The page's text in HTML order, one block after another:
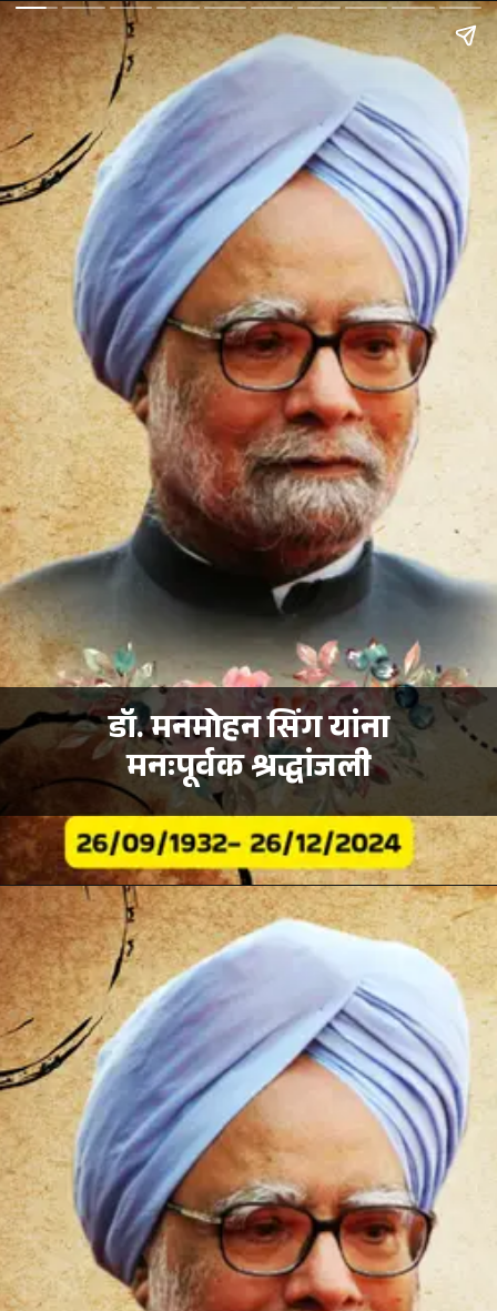
डॉ. मनमोहन सिंग यांना
मनःपूर्वक श्रद्धांजली